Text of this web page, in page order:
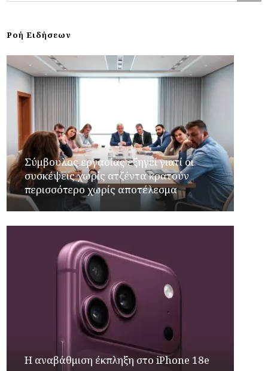
Ροή Ειδήσεων
Σύμβουλος εργασίας εξηγεί γιατί οι
συσκέψεις χωρίς ατζέντα κρατούν
περισσότερο χωρίς αποτέλεσμα
Η αναβάθμιση έκπληξη στο iPhone 18e